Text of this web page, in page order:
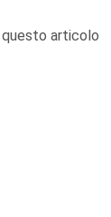
articolo